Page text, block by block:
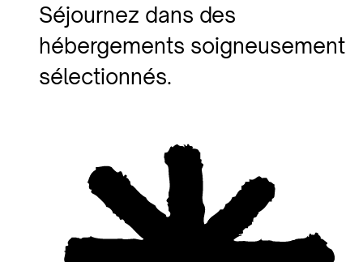
Séjournez dans des
hébergements soigneusement
sélectionnés.